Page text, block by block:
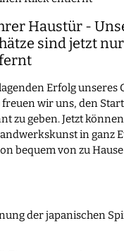
Haustür -
sind jetzt
Erfolg unseres
wir uns, den
zu geben. Jetzt
in ganz
bequem von zu